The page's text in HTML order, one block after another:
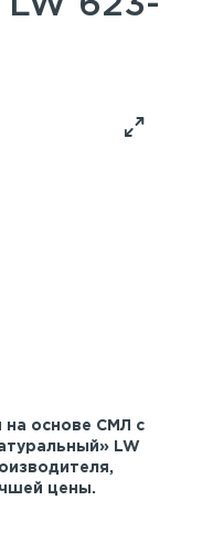
на основе СМЛ с
LW
цены.